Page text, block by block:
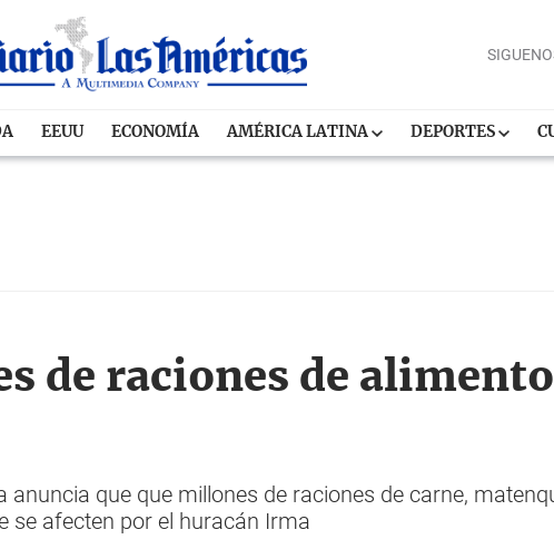
EEUU ECONOMÍA AMÉRICA LATINA DEPORTES
de raciones de
anuncia que que millones de raciones de carne,
se afecten por el huracán Irma